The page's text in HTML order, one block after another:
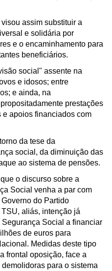
assim substituir a
e solidária por
e o encaminhamento para
beneficiários.
social" assente na
e idosos; entre
e ainda, na
prestações
e apoios financiados com
da tese da
social, da diminuição das
ao sistema de pensões.
o discurso sobre a
Social venha a par com
do Partido
aliás, intenção já
Social a financiar
de euros para
Medidas deste tipo
frontal oposição, face a
para o sistema